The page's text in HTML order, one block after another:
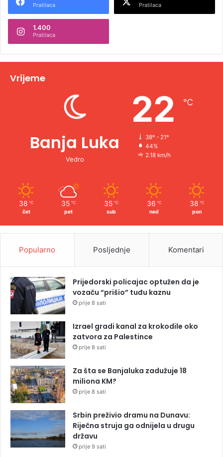
n
t
v
Pratilaca Pratilaca
1.400
Pratilaca
Vrijeme
Banja Luka
Vedro
22 ℃
38º - 21º
44%
2.18 km/h
38 ℃
čet
35 ℃
pet
35 ℃
sub
36 ℃
ned
38 ℃
pon
Popularno Posljednje Komentari
Prijedorski policajac optužen da je
vozaču “prišio” tuđu kaznu
prije 8 sati
Izrael gradi kanal za krokodile oko
zatvora za Palestince
prije 8 sati
Za šta se Banjaluka zadužuje 18
miliona KM?
prije 8 sati
Srbin preživio dramu na Dunavu:
Riječna struja ga odnijela u drugu
državu
prije 9 sati